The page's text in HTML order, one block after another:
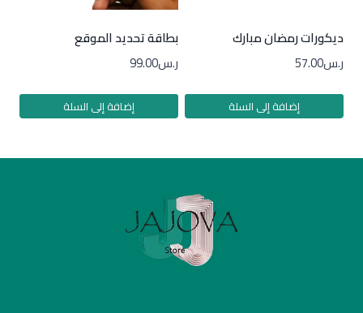
ديكورات رمضان مبارك
ر.س57.00
إضافة إلى السلة
بطاقة تحديد الموقع
ر.س99.00
إضافة إلى السلة